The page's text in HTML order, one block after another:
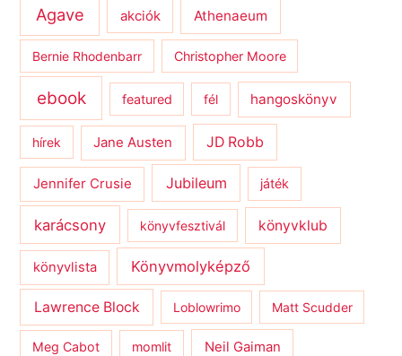
Agave akciók Athenaeum
Bernie Rhodenbarr Christopher Moore
ebook featured fél hangoskönyv
hírek Jane Austen JD Robb
Jennifer Crusie Jubileum játék
karácsony könyvfesztivál könyvklub
könyvlista Könyvmolyképző
Lawrence Block Loblowrimo Matt Scudder
Meg Cabot momlit Neil Gaiman